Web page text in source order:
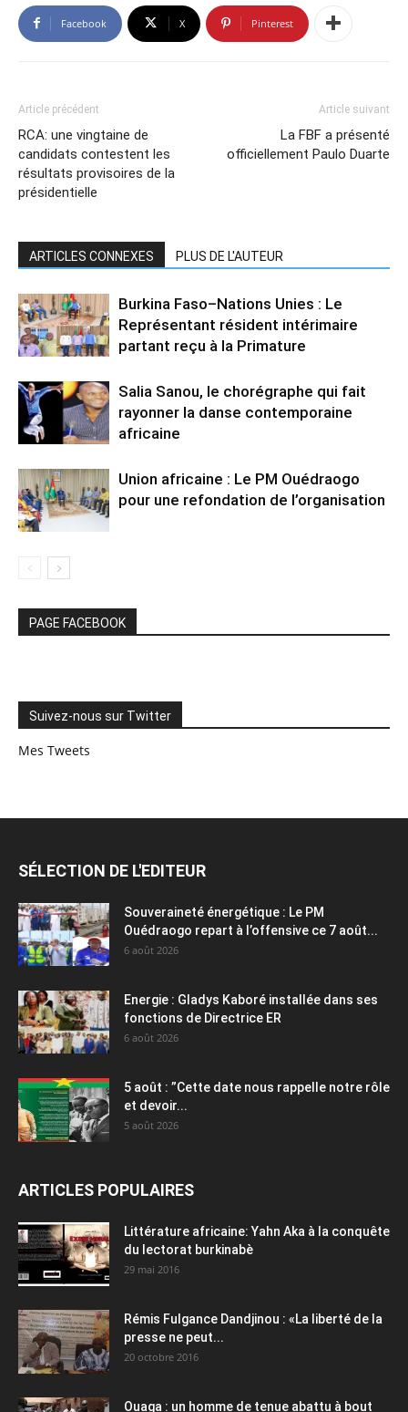
Facebook X Pinterest
Article précédent
RCA: une vingtaine de
candidats contestent les
résultats provisoires de la
présidentielle
Article suivant
La FBF a présenté
officiellement Paulo Duarte
ARTICLES CONNEXES PLUS DE L'AUTEUR
Burkina Faso–Nations Unies : Le
Représentant résident intérimaire
partant reçu à la Primature
Salia Sanou, le chorégraphe qui fait
rayonner la danse contemporaine
africaine
Union africaine : Le PM Ouédraogo
pour une refondation de l’organisation
PAGE FACEBOOK
Suivez-nous sur Twitter
Mes Tweets
SÉLECTION DE L'EDITEUR
Souveraineté énergétique : Le PM
Ouédraogo repart à l’offensive ce 7 août...
6 août 2026
Energie : Gladys Kaboré installée dans ses
fonctions de Directrice ER
6 août 2026
5 août : ”Cette date nous rappelle notre rôle
et devoir...
5 août 2026
ARTICLES POPULAIRES
Littérature africaine: Yahn Aka à la conquête
du lectorat burkinabè
29 mai 2016
Rémis Fulgance Dandjinou : «La liberté de la
presse ne peut...
20 octobre 2016
Ouaga : un homme de tenue abattu à bout